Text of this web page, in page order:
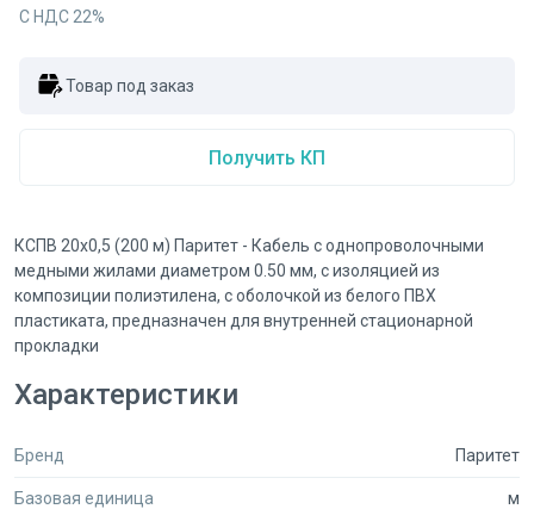
С НДС 22%
Товар под заказ
Получить КП
КСПВ 20х0,5 (200 м) Паритет - Кабель с однопроволочными
медными жилами диаметром 0.50 мм, с изоляцией из
композиции полиэтилена, с оболочкой из белого ПВХ
пластиката, предназначен для внутренней стационарной
прокладки
Характеристики
Бренд Паритет
Базовая единица м